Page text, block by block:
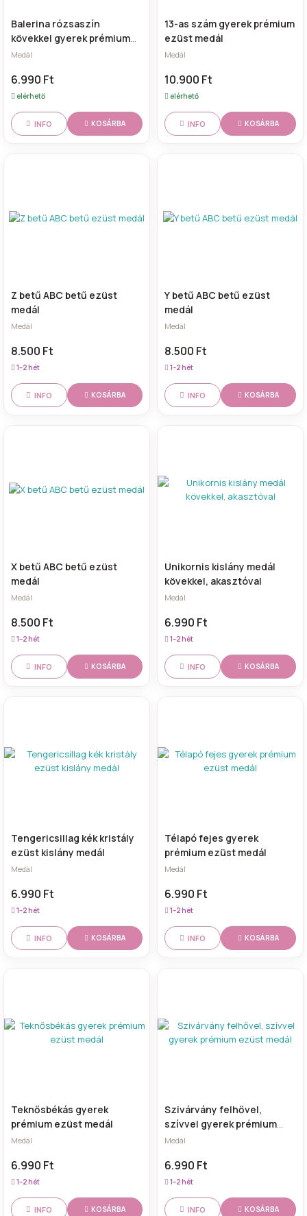
Balerina rózsaszín
kövekkel gyerek prémium
ezüst medál
Medál
6.990 Ft
elérhető
INFO KOSÁRBA
13-as szám gyerek prémium
ezüst medál
Medál
10.900 Ft
elérhető
INFO KOSÁRBA
Z betű ABC betű ezüst
medál
Medál
8.500 Ft
1–2 hét
INFO KOSÁRBA
Y betű ABC betű ezüst
medál
Medál
8.500 Ft
1–2 hét
INFO KOSÁRBA
X betű ABC betű ezüst
medál
Medál
8.500 Ft
1–2 hét
INFO KOSÁRBA
Unikornis kislány medál
kövekkel, akasztóval
Medál
6.990 Ft
1–2 hét
INFO KOSÁRBA
Tengericsillag kék kristály
ezüst kislány medál
Medál
6.990 Ft
1–2 hét
INFO KOSÁRBA
Télapó fejes gyerek
prémium ezüst medál
Medál
6.990 Ft
1–2 hét
INFO KOSÁRBA
Teknősbékás gyerek
prémium ezüst medál
Medál
6.990 Ft
1–2 hét
INFO KOSÁRBA
Szivárvány felhővel,
szívvel gyerek prémium
ezüst medál
Medál
6.990 Ft
1–2 hét
INFO KOSÁRBA